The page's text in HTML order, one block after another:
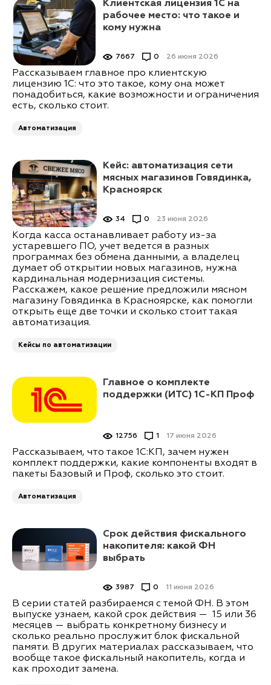
Клиентская лицензия 1С на
рабочее место: что такое и
кому нужна
26 июня 2026
7667 0
Рассказываем главное про клиентскую
лицензию 1С: что это такое, кому она может
понадобиться, какие возможности и ограничения
есть, сколько стоит.
Автоматизация
Кейс: автоматизация сети
мясных магазинов Говядинка,
Красноярск
23 июня 2026
34 0
Когда касса останавливает работу из-за
устаревшего ПО, учет ведется в разных
программах без обмена данными, а владелец
думает об открытии новых магазинов, нужна
кардинальная модернизация системы.
Расскажем, какое решение предложили мясном
магазину Говядинка в Красноярске, как помогли
открыть еще две точки и сколько стоит такая
автоматизация.
Кейсы по автоматизации
Главное о комплекте
поддержки (ИТС) 1С-КП Проф
17 июня 2026
12756 1
Рассказываем, что такое 1С:КП, зачем нужен
комплект поддержки, какие компоненты входят в
пакеты Базовый и Проф, сколько это стоит.
Автоматизация
Срок действия фискального
накопителя: какой ФН
выбрать
11 июня 2026
3987 0
В серии статей разбираемся с темой ФН. В этом
выпуске узнаем, какой срок действия — 15 или 36
месяцев — выбрать конкретному бизнесу и
сколько реально прослужит блок фискальной
памяти. В других материалах рассказываем, что
вообще такое фискальный накопитель, когда и
как проходит замена.